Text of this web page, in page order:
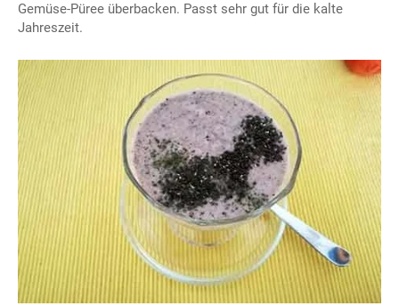
Gemüse-Püree überbacken. Passt sehr gut für die kalte
Jahreszeit.